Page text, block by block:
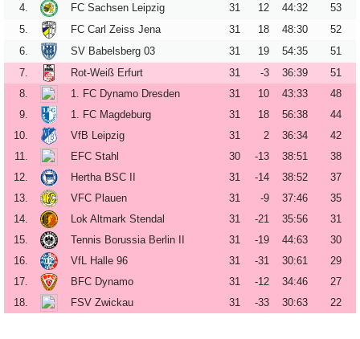
Tickets
Archiv
DFB-
Pokalspiele
Sachsen-
Pokalspiele
Erzgebirgsstadion
Stadionchronik
Umbau-
Tagebuch
4.
FC Sachsen Leipzig 31 12 44:32
53
5.
FC Carl Zeiss Jena 31 18 48:30
52
6.
SV Babelsberg 03 31 19 54:35
51
7.
Rot-Weiß Erfurt 31 -3 36:39
51
8.
1. FC Dynamo Dresden 31 10 43:33
48
9.
1. FC Magdeburg 31 18 56:38
44
10.
VfB Leipzig 31 2 36:34
42
11.
EFC Stahl 30 -13 38:51
38
12.
Hertha BSC II 31 -14 38:52
37
13.
VFC Plauen 31 -9 37:46
35
14.
Lok Altmark Stendal 31 -21 35:56
31
15.
Tennis Borussia Berlin II 31 -19 44:63
30
16.
VfL Halle 96 31 -31 30:61
29
17.
BFC Dynamo 31 -12 34:46
27
18.
FSV Zwickau 31 -33 30:63 22